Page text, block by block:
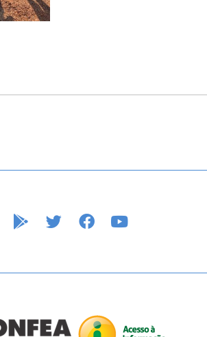
APP STOREGOOGLE PLAY
TWITTERFACEBOOK